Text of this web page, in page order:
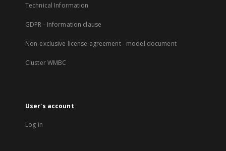
Technical Information
GDPR - Information clause
Non-exclusive license agreement - model document
Cluster WMBC
User's account
Log in